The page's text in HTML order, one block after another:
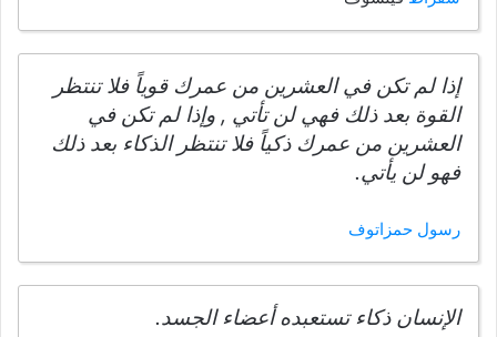
إذا لم تكن في العشرين من عمرك قوياً فلا تنتظر
القوة بعد ذلك فهي لن تأتي , وإذا لم تكن في
العشرين من عمرك ذكياً فلا تنتظر الذكاء بعد ذلك
فهو لن يأتي.
رسول حمزاتوف
الإنسان ذكاء تستعبده أعضاء الجسد.